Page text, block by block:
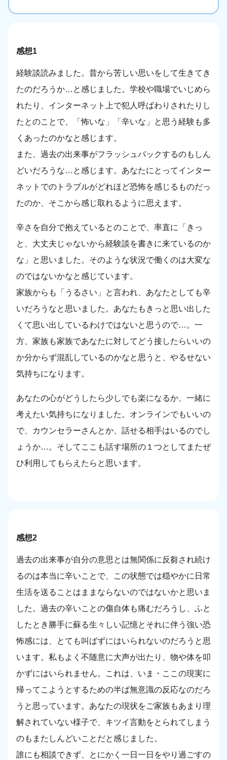
感想1
経験談読みました。昔から苦しい思いをして生きてき
たのだろうか…と感じました。学校や職場でいじめら
れたり、インターネット上で犯人呼ばわりされたりし
たとのことで、「怖いな」「辛いな」と思う経験も多
くあったのかなと感じます。
また、過去の出来事がフラッシュバックするのもしん
どいだろうな…と感じます。あなたにとってインター
ネットでのトラブルがどれほど恐怖を感じるものだっ
たのか、そこから感じ取れるように思えます。
辛さを自分で抱えているとのことで、率直に「きっ
と、大丈夫じゃないから経験談を書きに来ているのか
な」と思いました。そのような状況で働くのは大変な
のではないかなと感じています。
家族からも「うるさい」と言われ、あなたとしても辛
いだろうなと思いました。あなたもきっと思い出した
くて思い出しているわけではないと思うので…。一
方、家族も家族であなたに対してどう接したらいいの
か分からず混乱しているのかなと思うと、やるせない
気持ちになります。
あなたの心がどうしたら少しでも楽になるか、一緒に
考えたい気持ちになりました。オンラインでもいいの
で、カウンセラーさんとか、話せる相手はいるのでし
ょうか…。そしてここも話す場所の１つとしてまたぜ
ひ利用してもらえたらと思います。
感想2
過去の出来事が自分の意思とは無関係に反芻され続け
るのは本当に辛いことで、この状態では穏やかに日常
生活を送ることはままならないのではないかと思いま
した。過去の辛いことの傷自体も痛むだろうし、ふと
したとき勝手に蘇る生々しい記憶とそれに伴う強い恐
怖感には、とても叫ばずにはいられないのだろうと思
います。私もよく不随意に大声が出たり、物や体を叩
かずにはいられません。これは、いま・ここの現実に
帰ってこようとするための半ば無意識の反応なのだろ
うと思っています。あなたの現状をご家族もあまり理
解されていない様子で、キツイ言動をとられてしまう
のもまたしんどいことだと感じました。
誰にも相談できず、とにかく一日一日をやり過ごすの